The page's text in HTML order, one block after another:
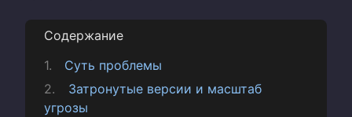
Содержание
Суть проблемы
Затронутые версии и масштаб
угрозы